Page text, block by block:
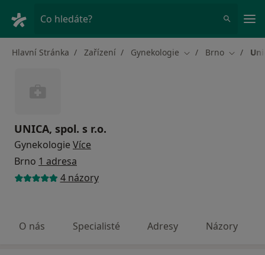
Co hledáte?
Hlavní Stránka Zařízení Gynekologie Změna města
Brno Změna
UNICA, spol. s r.o.
Gynekologie Více
Brno 1 adresa
4 názory
O nás Specialisté Adresy Názory